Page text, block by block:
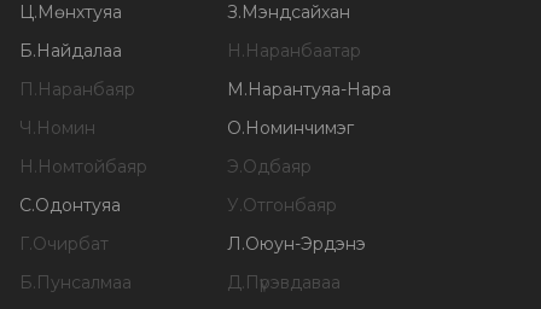
Ц.Мөнхтуяа З.Мэндсайхан
Б.Найдалаа Н.Наранбаатар
П.Наранбаяр М.Нарантуяа-Нара
Ч.Номин О.Номинчимэг
Н.Номтойбаяр Э.Одбаяр
С.Одонтуяа У.Отгонбаяр
Г.Очирбат Л.Оюун-Эрдэнэ
Б.Пунсалмаа Д.Пүрэвдаваа